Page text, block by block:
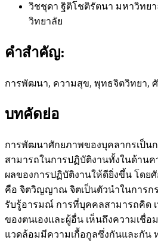
วิชชุดา ฐิติโชติรัตนา มหาวิทย
วิทยาลัย
คำสำคัญ:
การพัฒนา, ความสุข, พุทธจิตวิทยา,
บทคัดย่อ
การพัฒนาศักยภาพของบุคลากรเป็น
สามารถในการปฏิบัติงานทั้งในด้าน
ผลของการปฏิบัติงานให้ดียิ่งขึ้น โดย
คือ จิตวิญญาณ จิตเป็นตัวนําในการก
รับรู้อารมณ์ การที่บุคคลสามารถคิด
ของตนเองและผู้อื่น เห็นถึงความเชื่อ
แวดล้อมมีความเกื้อกูลซึ่งกันและกัน